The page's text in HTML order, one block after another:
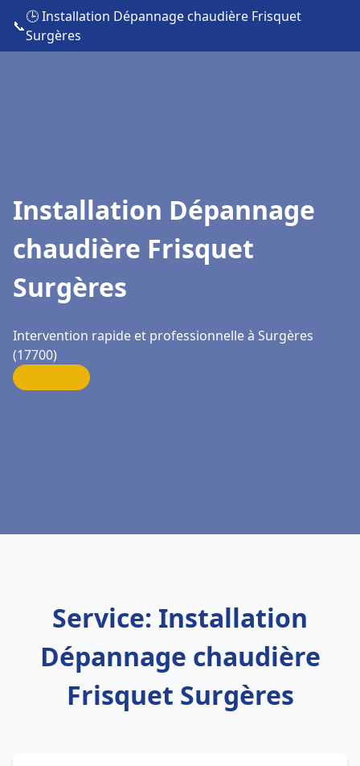
📞
🕒 Installation Dépannage chaudière Frisquet
Surgères
Installation Dépannage
chaudière Frisquet
Surgères
Intervention rapide et professionnelle à Surgères
(17700)
Service: Installation
Dépannage chaudière
Frisquet Surgères